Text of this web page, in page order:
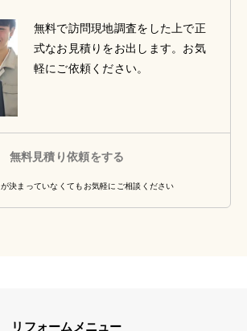
無料で訪問現地調査をした上で正
式なお見積りをお出します。お気
軽にご依頼ください。
無料見積り依頼をする
決まっていなくてもお気軽にご相談ください
リフォームメニュー